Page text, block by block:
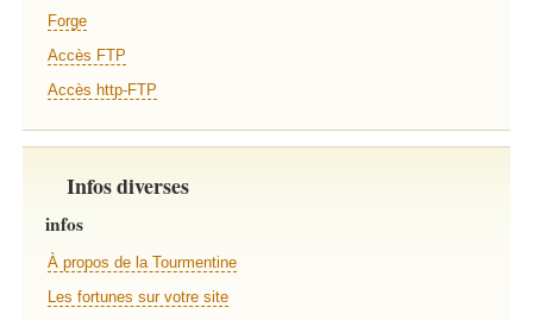
Forge
Accès FTP
Accès http-FTP
Infos diverses
infos
À propos de la Tourmentine
Les fortunes sur votre site